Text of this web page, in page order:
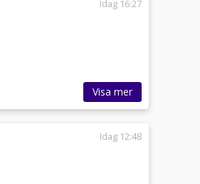
Idag 16:27
Visa mer
Idag 12:48